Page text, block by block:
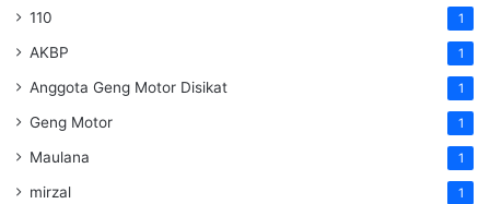
110 1
AKBP 1
Anggota Geng Motor Disikat 1
Geng Motor 1
Maulana 1
mirzal 1